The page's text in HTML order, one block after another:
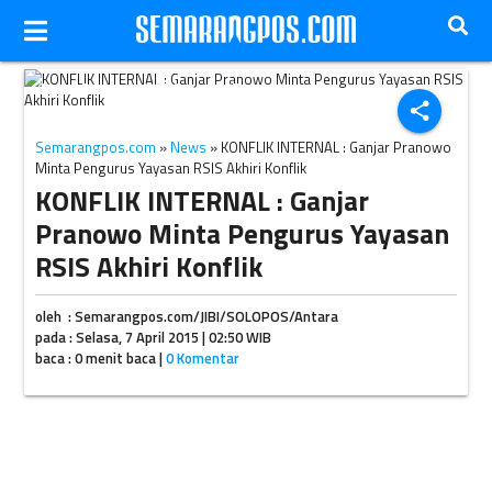
share
Ganjar Pranowo (JIBI/Solopos/Dok)
Semarangpos.com » News » KONFLIK INTERNAL : Ganjar Pranowo
Minta Pengurus Yayasan RSIS Akhiri Konflik
KONFLIK INTERNAL : Ganjar
Pranowo Minta Pengurus Yayasan
RSIS Akhiri Konflik
oleh : Semarangpos.com/JIBI/SOLOPOS/Antara
pada : Selasa, 7 April 2015 | 02:50 WIB
baca : 0 menit baca |0 Komentar